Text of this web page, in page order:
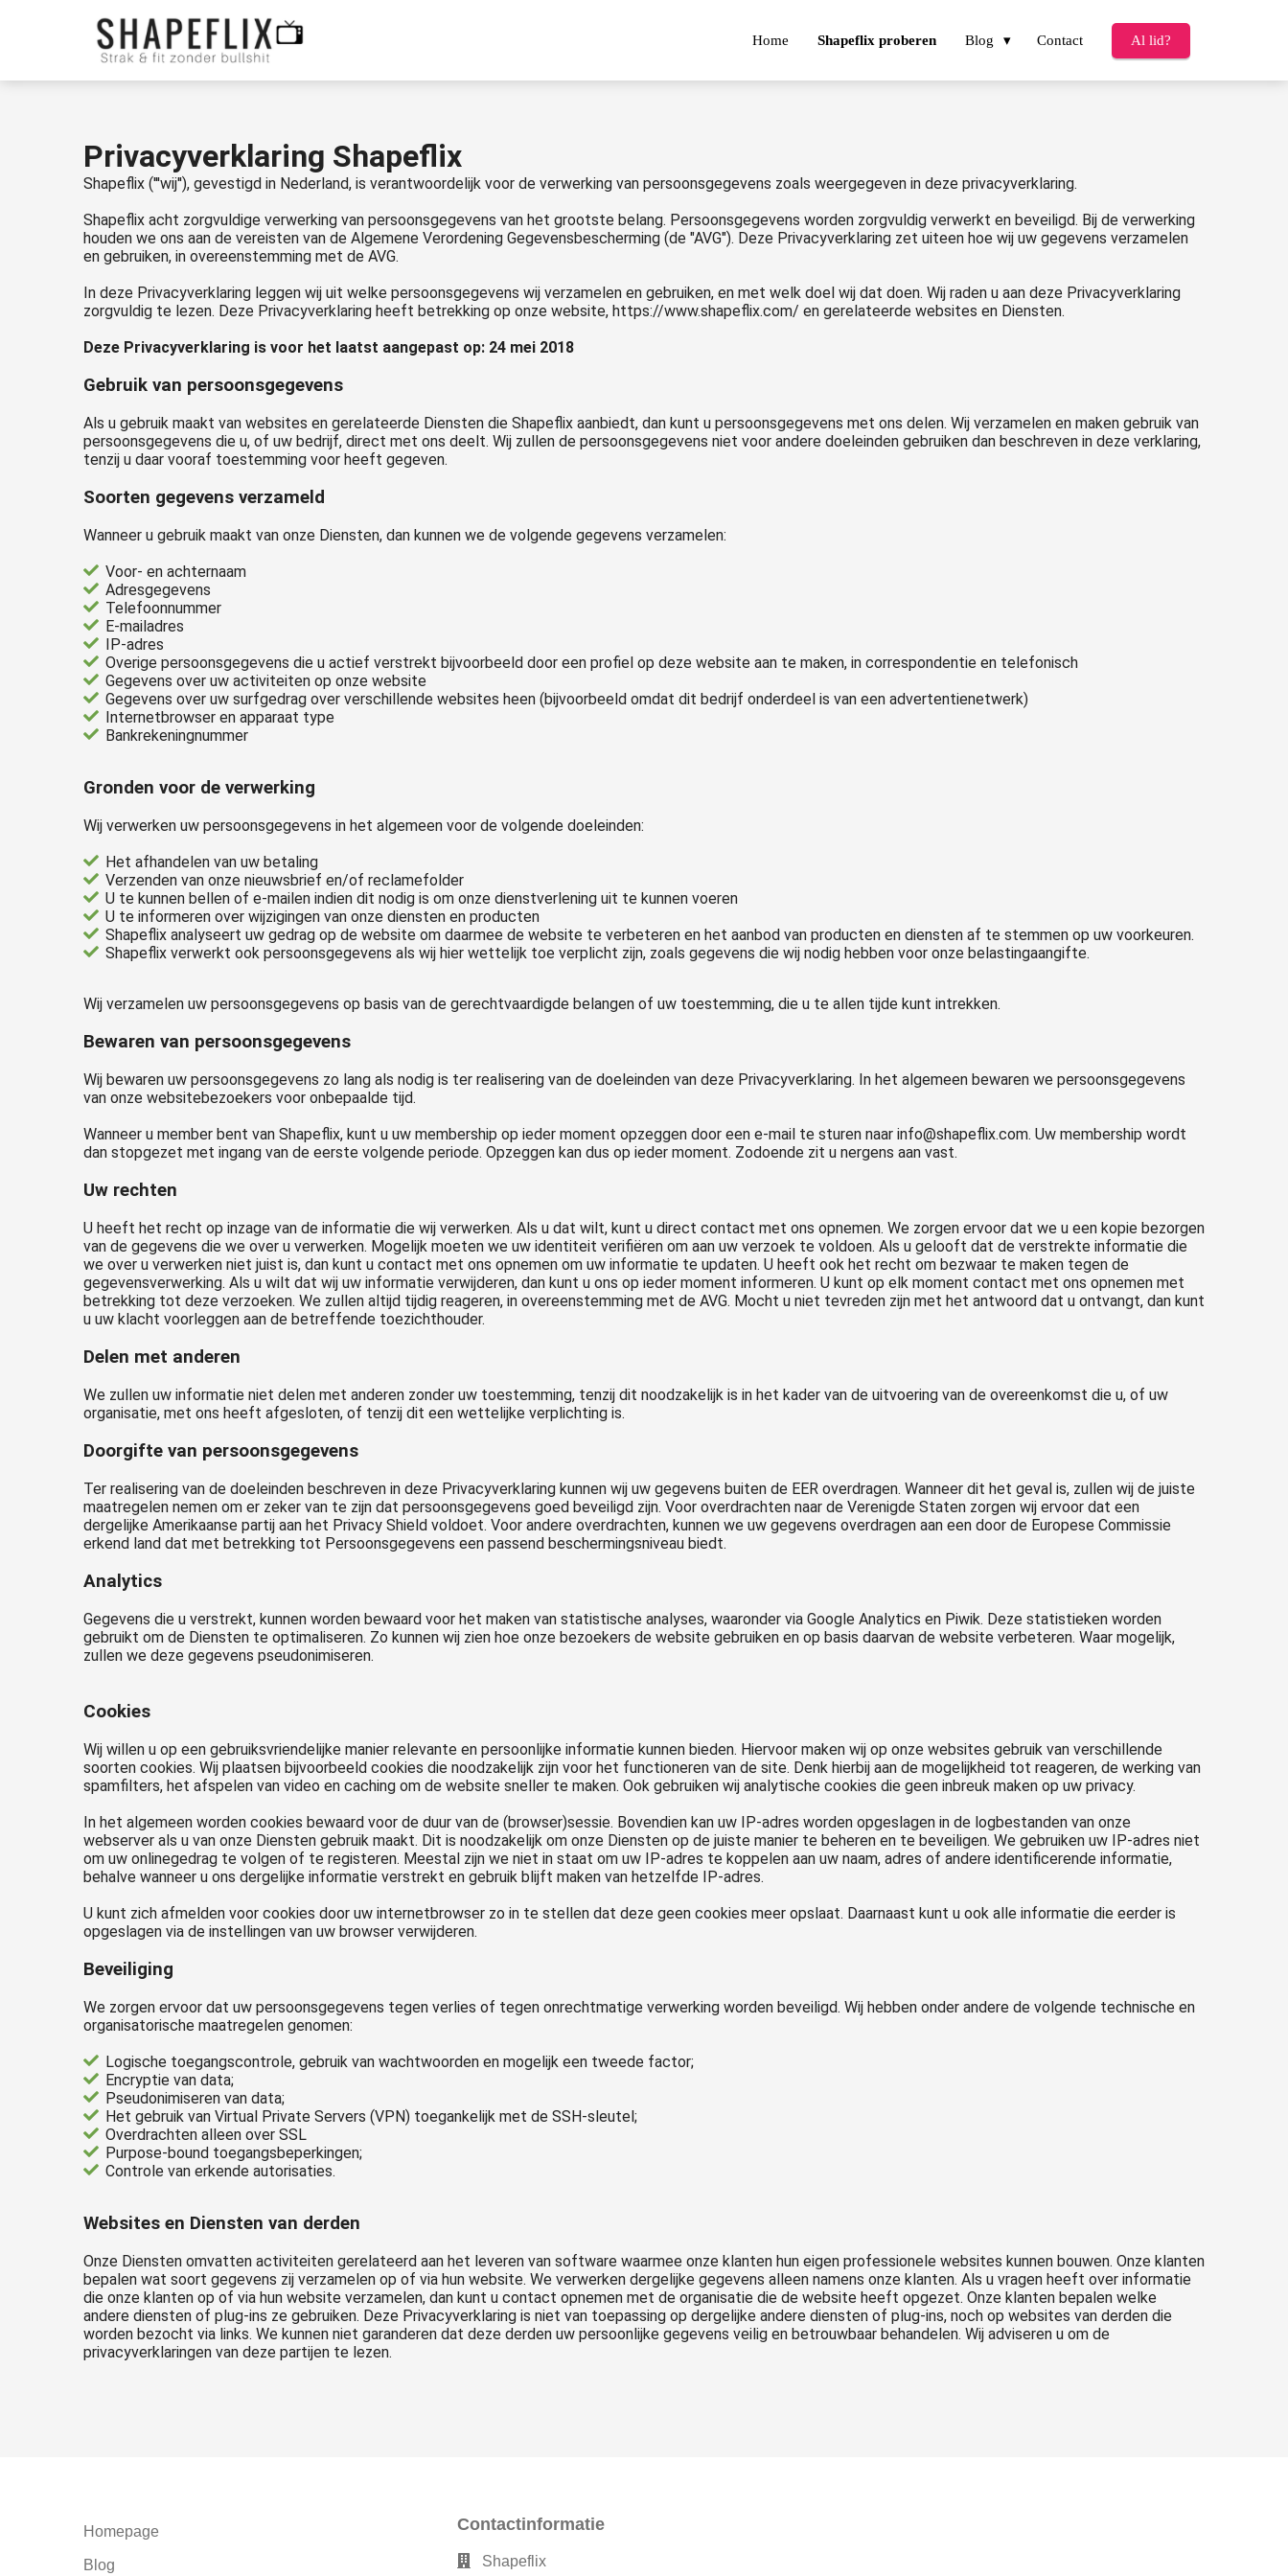
Home Shapeflix proberen Blog Contact Al lid?
Privacyverklaring Shapeflix
Shapeflix ('''wij''), gevestigd in Nederland, is verantwoordelijk voor de verwerking van persoonsgegevens zoals weergegeven in deze privacyverklaring.
Shapeflix acht zorgvuldige verwerking van persoonsgegevens van het grootste belang. Persoonsgegevens worden zorgvuldig verwerkt en beveiligd. Bij de verwerking
houden we ons aan de vereisten van de Algemene Verordening Gegevensbescherming (de "AVG"). Deze Privacyverklaring zet uiteen hoe wij uw gegevens verzamelen
en gebruiken, in overeenstemming met de AVG.
In deze Privacyverklaring leggen wij uit welke persoonsgegevens wij verzamelen en gebruiken, en met welk doel wij dat doen. Wij raden u aan deze Privacyverklaring
zorgvuldig te lezen. Deze Privacyverklaring heeft betrekking op onze website, https://www.shapeflix.com/ en gerelateerde websites en Diensten.
Deze Privacyverklaring is voor het laatst aangepast op: 24 mei 2018
Gebruik van persoonsgegevens
Als u gebruik maakt van websites en gerelateerde Diensten die Shapeflix aanbiedt, dan kunt u persoonsgegevens met ons delen. Wij verzamelen en maken gebruik van
persoonsgegevens die u, of uw bedrijf, direct met ons deelt. Wij zullen de persoonsgegevens niet voor andere doeleinden gebruiken dan beschreven in deze verklaring,
tenzij u daar vooraf toestemming voor heeft gegeven.
Soorten gegevens verzameld
Wanneer u gebruik maakt van onze Diensten, dan kunnen we de volgende gegevens verzamelen:
Voor- en achternaam
Adresgegevens
Telefoonnummer
E-mailadres
IP-adres
Overige persoonsgegevens die u actief verstrekt bijvoorbeeld door een profiel op deze website aan te maken, in correspondentie en telefonisch
Gegevens over uw activiteiten op onze website
Gegevens over uw surfgedrag over verschillende websites heen (bijvoorbeeld omdat dit bedrijf onderdeel is van een advertentienetwerk)
Internetbrowser en apparaat type
Bankrekeningnummer
Gronden voor de verwerking
Wij verwerken uw persoonsgegevens in het algemeen voor de volgende doeleinden:
Het afhandelen van uw betaling
Verzenden van onze nieuwsbrief en/of reclamefolder
U te kunnen bellen of e-mailen indien dit nodig is om onze dienstverlening uit te kunnen voeren
U te informeren over wijzigingen van onze diensten en producten
Shapeflix analyseert uw gedrag op de website om daarmee de website te verbeteren en het aanbod van producten en diensten af te stemmen op uw voorkeuren.
Shapeflix verwerkt ook persoonsgegevens als wij hier wettelijk toe verplicht zijn, zoals gegevens die wij nodig hebben voor onze belastingaangifte.
Wij verzamelen uw persoonsgegevens op basis van de gerechtvaardigde belangen of uw toestemming, die u te allen tijde kunt intrekken.
Bewaren van persoonsgegevens
Wij bewaren uw persoonsgegevens zo lang als nodig is ter realisering van de doeleinden van deze Privacyverklaring. In het algemeen bewaren we persoonsgegevens
van onze websitebezoekers voor onbepaalde tijd.
Wanneer u member bent van Shapeflix, kunt u uw membership op ieder moment opzeggen door een e-mail te sturen naar info@shapeflix.com. Uw membership wordt
dan stopgezet met ingang van de eerste volgende periode. Opzeggen kan dus op ieder moment. Zodoende zit u nergens aan vast.
Uw rechten
U heeft het recht op inzage van de informatie die wij verwerken. Als u dat wilt, kunt u direct contact met ons opnemen. We zorgen ervoor dat we u een kopie bezorgen
van de gegevens die we over u verwerken. Mogelijk moeten we uw identiteit verifiëren om aan uw verzoek te voldoen. Als u gelooft dat de verstrekte informatie die
we over u verwerken niet juist is, dan kunt u contact met ons opnemen om uw informatie te updaten. U heeft ook het recht om bezwaar te maken tegen de
gegevensverwerking. Als u wilt dat wij uw informatie verwijderen, dan kunt u ons op ieder moment informeren. U kunt op elk moment contact met ons opnemen met
betrekking tot deze verzoeken. We zullen altijd tijdig reageren, in overeenstemming met de AVG. Mocht u niet tevreden zijn met het antwoord dat u ontvangt, dan kunt
u uw klacht voorleggen aan de betreffende toezichthouder.
Delen met anderen
We zullen uw informatie niet delen met anderen zonder uw toestemming, tenzij dit noodzakelijk is in het kader van de uitvoering van de overeenkomst die u, of uw
organisatie, met ons heeft afgesloten, of tenzij dit een wettelijke verplichting is.
Doorgifte van persoonsgegevens
Ter realisering van de doeleinden beschreven in deze Privacyverklaring kunnen wij uw gegevens buiten de EER overdragen. Wanneer dit het geval is, zullen wij de juiste
maatregelen nemen om er zeker van te zijn dat persoonsgegevens goed beveiligd zijn. Voor overdrachten naar de Verenigde Staten zorgen wij ervoor dat een
dergelijke Amerikaanse partij aan het Privacy Shield voldoet. Voor andere overdrachten, kunnen we uw gegevens overdragen aan een door de Europese Commissie
erkend land dat met betrekking tot Persoonsgegevens een passend beschermingsniveau biedt.
Analytics
Gegevens die u verstrekt, kunnen worden bewaard voor het maken van statistische analyses, waaronder via Google Analytics en Piwik. Deze statistieken worden
gebruikt om de Diensten te optimaliseren. Zo kunnen wij zien hoe onze bezoekers de website gebruiken en op basis daarvan de website verbeteren. Waar mogelijk,
zullen we deze gegevens pseudonimiseren.
Cookies
Wij willen u op een gebruiksvriendelijke manier relevante en persoonlijke informatie kunnen bieden. Hiervoor maken wij op onze websites gebruik van verschillende
soorten cookies. Wij plaatsen bijvoorbeeld cookies die noodzakelijk zijn voor het functioneren van de site. Denk hierbij aan de mogelijkheid tot reageren, de werking van
spamfilters, het afspelen van video en caching om de website sneller te maken. Ook gebruiken wij analytische cookies die geen inbreuk maken op uw privacy.
In het algemeen worden cookies bewaard voor de duur van de (browser)sessie. Bovendien kan uw IP-adres worden opgeslagen in de logbestanden van onze
webserver als u van onze Diensten gebruik maakt. Dit is noodzakelijk om onze Diensten op de juiste manier te beheren en te beveiligen. We gebruiken uw IP-adres niet
om uw onlinegedrag te volgen of te registeren. Meestal zijn we niet in staat om uw IP-adres te koppelen aan uw naam, adres of andere identificerende informatie,
behalve wanneer u ons dergelijke informatie verstrekt en gebruik blijft maken van hetzelfde IP-adres.
U kunt zich afmelden voor cookies door uw internetbrowser zo in te stellen dat deze geen cookies meer opslaat. Daarnaast kunt u ook alle informatie die eerder is
opgeslagen via de instellingen van uw browser verwijderen.
Beveiliging
We zorgen ervoor dat uw persoonsgegevens tegen verlies of tegen onrechtmatige verwerking worden beveiligd. Wij hebben onder andere de volgende technische en
organisatorische maatregelen genomen:
Logische toegangscontrole, gebruik van wachtwoorden en mogelijk een tweede factor;
Encryptie van data;
Pseudonimiseren van data;
Het gebruik van Virtual Private Servers (VPN) toegankelijk met de SSH-sleutel;
Overdrachten alleen over SSL
Purpose-bound toegangsbeperkingen;
Controle van erkende autorisaties.
Websites en Diensten van derden
Onze Diensten omvatten activiteiten gerelateerd aan het leveren van software waarmee onze klanten hun eigen professionele websites kunnen bouwen. Onze klanten
bepalen wat soort gegevens zij verzamelen op of via hun website. We verwerken dergelijke gegevens alleen namens onze klanten. Als u vragen heeft over informatie
die onze klanten op of via hun website verzamelen, dan kunt u contact opnemen met de organisatie die de website heeft opgezet. Onze klanten bepalen welke
andere diensten of plug-ins ze gebruiken. Deze Privacyverklaring is niet van toepassing op dergelijke andere diensten of plug-ins, noch op websites van derden die
worden bezocht via links. We kunnen niet garanderen dat deze derden uw persoonlijke gegevens veilig en betrouwbaar behandelen. Wij adviseren u om de
privacyverklaringen van deze partijen te lezen.
Homepage
Blog
Contactinformatie
Shapeflix
informatie te
over het
op de
te volgen
eigenaren
advertenties
gebaseerd op